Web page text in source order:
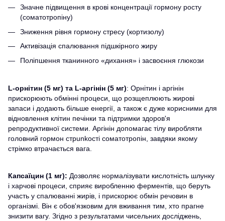
Значне підвищення в крові концентрації гормону росту
(соматотропіну)
Зниження рівня гормону стресу (кортизолу)
Активізація спалювання підшкірного жиру
Поліпшення тканинного «дихання» і засвоєння глюкози
L-орнітин (5 мг) та L-аргінін (5 мг): Орнітин і аргінін
прискорюють обмінні процеси, що розщеплюють жирові
запаси і додають більше енергії, а також є дуже корисними для
відновлення клітин печінки та підтримки здоров'я
репродуктивної системи. Аргінін допомагає тілу виробляти
головний гормон стрunkості соматотропін, завдяки якому
стрімко втрачається вага.
Капсаїцин (1 мг): Дозволяє нормалізувати кислотність шлунку
і харчові процеси, сприяє виробленню ферментів, що беруть
участь у спалюванні жирів, і прискорює обмін речовин в
організмі. Він є обов'язковим для вживання тим, хто прагне
знизити вагу. Згідно з результатами чисельних досліджень,